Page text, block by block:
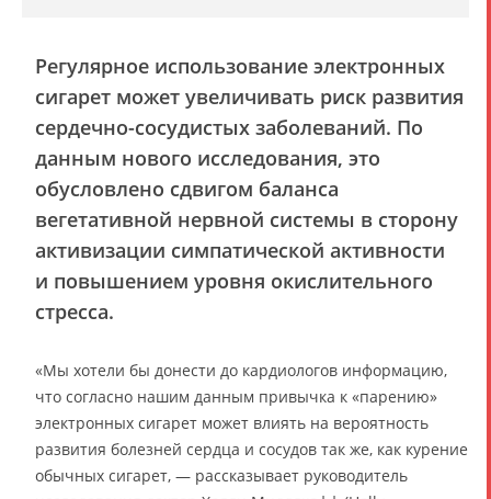
Регулярное использование электронных
сигарет может увеличивать риск развития
сердечно-сосудистых заболеваний. По
данным нового исследования, это
обусловлено сдвигом баланса
вегетативной нервной системы в сторону
активизации симпатической активности
и повышением уровня окислительного
стресса.
«Мы хотели бы донести до кардиологов информацию,
что согласно нашим данным привычка к «парению»
электронных сигарет может влиять на вероятность
развития болезней сердца и сосудов так же, как курение
обычных сигарет, — рассказывает руководитель